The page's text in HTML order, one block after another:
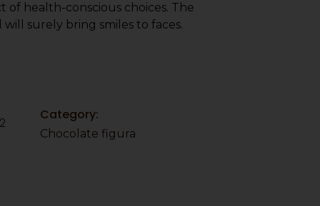
of health-conscious choices. The
surely bring smiles to faces.
Category:
Chocolate figura